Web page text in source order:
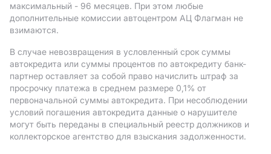
максимальный - 96 месяцев. При этом любые
дополнительные комиссии автоцентром АЦ Флагман не
взимаются.
В случае невозвращения в условленный срок суммы
автокредита или суммы процентов по автокредиту банк-
партнер оставляет за собой право начислить штраф за
просрочку платежа в среднем размере 0,1% от
первоначальной суммы автокредита. При несоблюдении
условий погашения автокредита данные о нарушителе
могут быть переданы в специальный реестр должников и
коллекторское агентство для взыскания задолженности.